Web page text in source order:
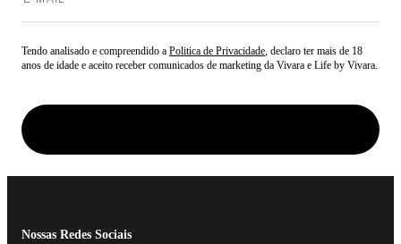
Tendo analisado e compreendido a Politica de Privacidade, declaro ter mais de 18
anos de idade e aceito receber comunicados de marketing da Vivara e Life by Vivara.
Nossas Redes Sociais